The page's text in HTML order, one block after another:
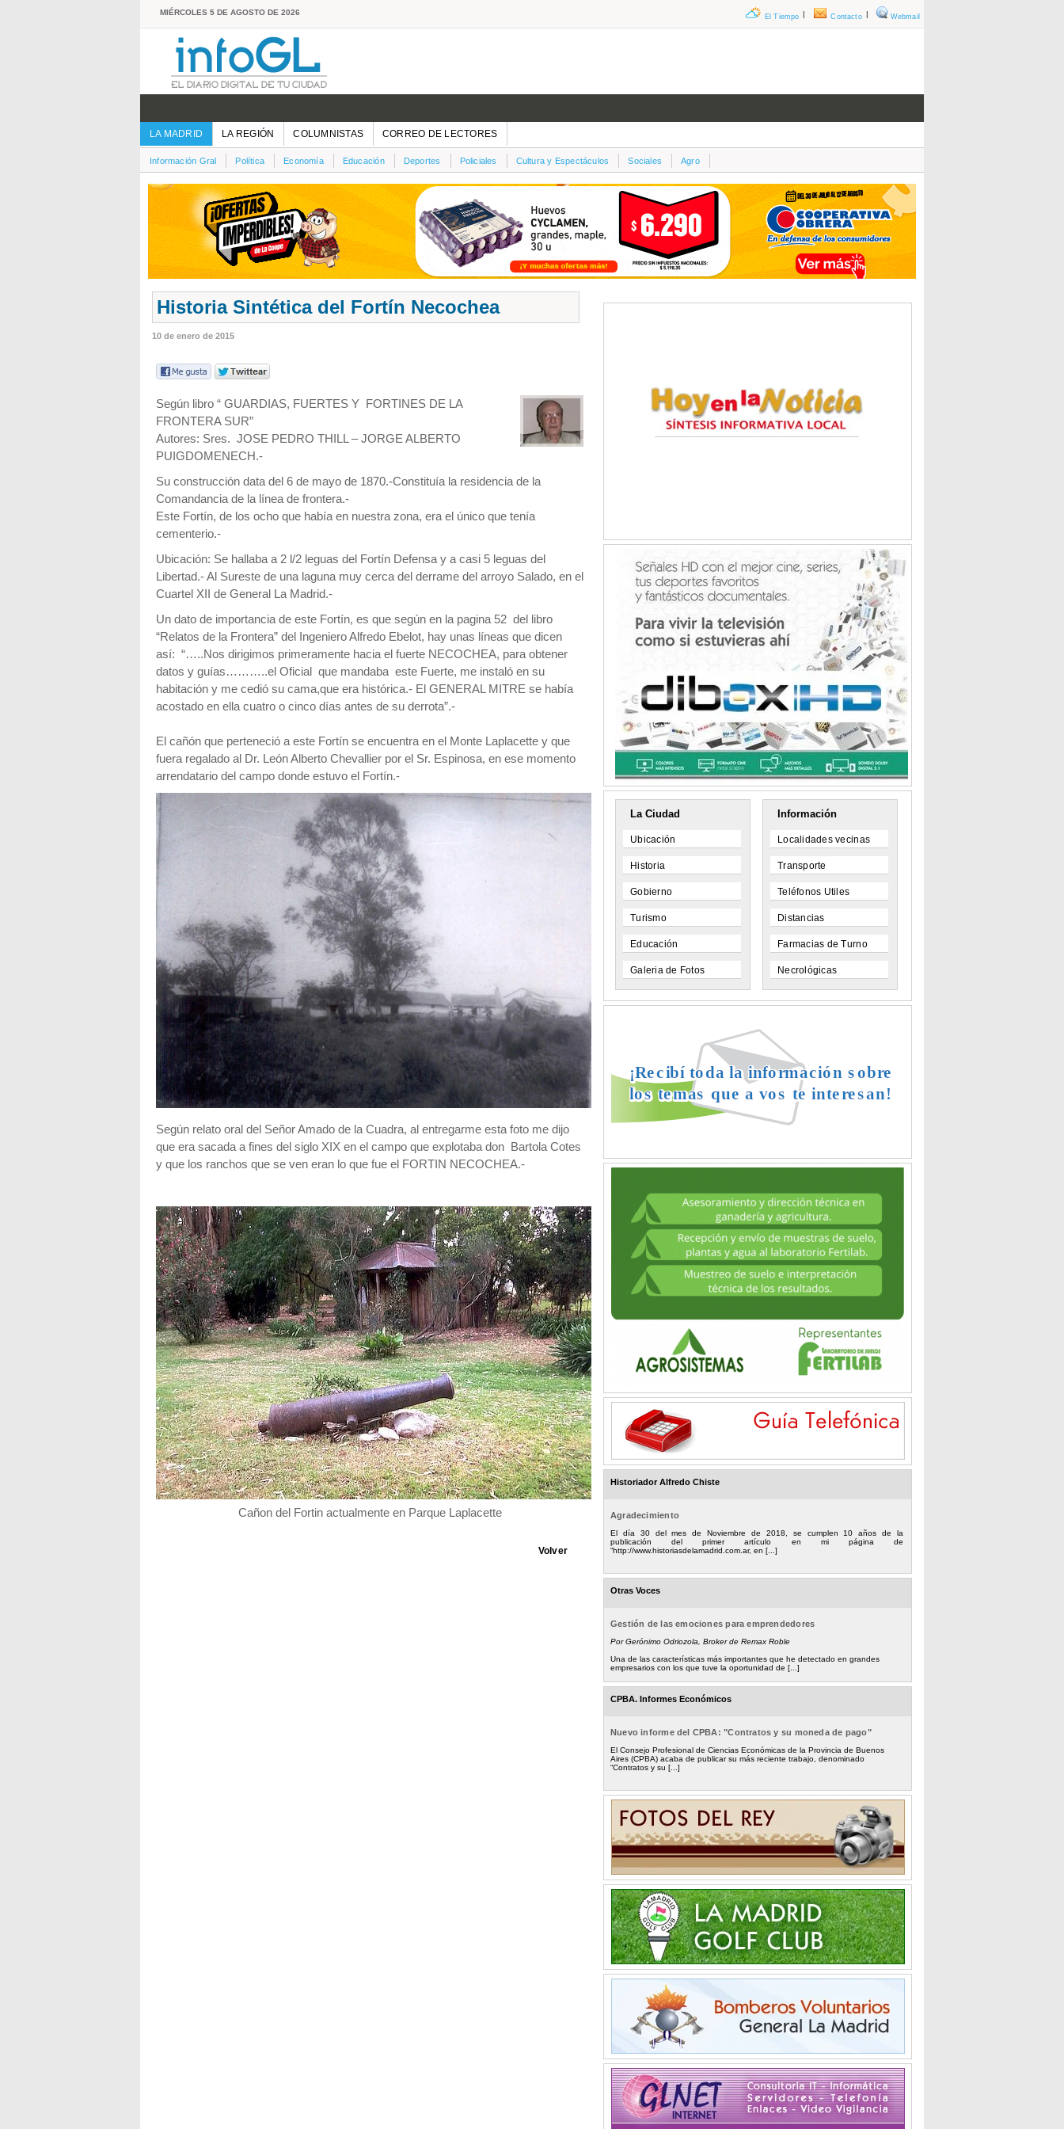
MIÉRCOLES 5 DE AGOSTO DE 2026 Webmail
|
Contacto
|
El Tiempo
LA MADRID LA REGIÓN COLUMNISTAS CORREO DE LECTORES
Información Gral Política Economía Educación Deportes Policiales Cultura y Espectáculos Sociales Agro
Historia Sintética del Fortín Necochea
10 de enero de 2015
Según libro “ GUARDIAS, FUERTES Y FORTINES DE LA
FRONTERA SUR”
Autores: Sres. JOSE PEDRO THILL – JORGE ALBERTO
PUIGDOMENECH.-
Su construcción data del 6 de mayo de 1870.-Constituía la residencia de la
Comandancia de la línea de frontera.-
Este Fortín, de los ocho que había en nuestra zona, era el único que tenía
cementerio.-
Ubicación: Se hallaba a 2 l/2 leguas del Fortín Defensa y a casi 5 leguas del
Libertad.- Al Sureste de una laguna muy cerca del derrame del arroyo Salado, en el
Cuartel XII de General La Madrid.-
Un dato de importancia de este Fortín, es que según en la pagina 52 del libro
“Relatos de la Frontera” del Ingeniero Alfredo Ebelot, hay unas líneas que dicen
así: “…..Nos dirigimos primeramente hacia el fuerte NECOCHEA, para obtener
datos y guías………..el Oficial que mandaba este Fuerte, me instaló en su
habitación y me cedió su cama,que era histórica.- El GENERAL MITRE se había
acostado en ella cuatro o cinco días antes de su derrota”.-
El cañón que perteneció a este Fortín se encuentra en el Monte Laplacette y que
fuera regalado al Dr. León Alberto Chevallier por el Sr. Espinosa, en ese momento
arrendatario del campo donde estuvo el Fortín.-
Según relato oral del Señor Amado de la Cuadra, al entregarme esta foto me dijo
que era sacada a fines del siglo XIX en el campo que explotaba don Bartola Cotes
y que los ranchos que se ven eran lo que fue el FORTIN NECOCHEA.-
Cañon del Fortin actualmente en Parque Laplacette
Volver
La Ciudad
Ubicación
Historia
Gobierno
Turismo
Educación
Galeria de Fotos
Información
Localidades vecinas
Transporte
Teléfonos Utiles
Distancias
Farmacias de Turno
Necrológicas
Historiador Alfredo Chiste
Agradecimiento
El día 30 del mes de Noviembre de 2018, se cumplen 10 años de la
publicación del primer artículo en mi página de
“http://www.historiasdelamadrid.com.ar, en [...]
Otras Voces
Gestión de las emociones para emprendedores
Por Gerónimo Odriozola, Broker de Remax Roble
Una de las características más importantes que he detectado en grandes
empresarios con los que tuve la oportunidad de [...]
CPBA. Informes Económicos
Nuevo informe del CPBA: "Contratos y su moneda de pago"
El Consejo Profesional de Ciencias Económicas de la Provincia de Buenos
Aires (CPBA) acaba de publicar su más reciente trabajo, denominado
“Contratos y su [...]